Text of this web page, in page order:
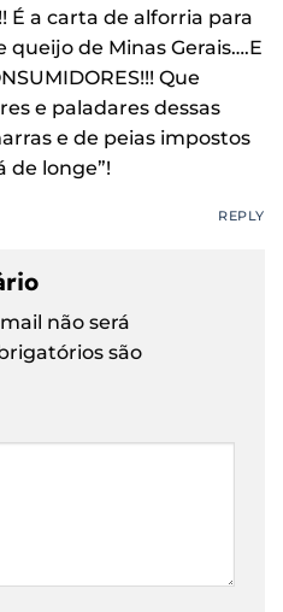
É a carta de alforria para
de Minas Gerais….E
Que
e paladares dessas
e de peias impostos
de longe”!
REPLY
não será
são